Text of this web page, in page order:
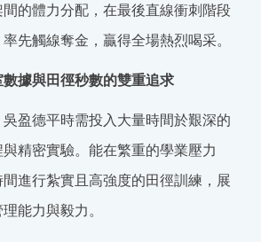
的體力分配，在最後直線衝刺階段
先觸線奪金，贏得全場熱烈喝采。
據與田徑秒數的雙重追求
盈德平時需投入大量時間於艱深的
精密實驗。能在繁重的學業壓力
進行紮實且高強度的田徑訓練，展
能力與毅力。